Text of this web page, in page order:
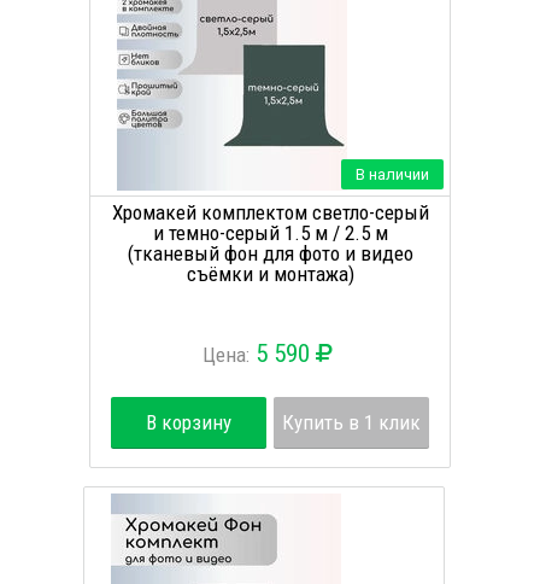
В наличии
Хромакей комплектом светло-серый
и темно-серый 1.5 м / 2.5 м
(тканевый фон для фото и видео
съёмки и монтажа)
Цена: 5 590
В корзину Купить в 1 клик